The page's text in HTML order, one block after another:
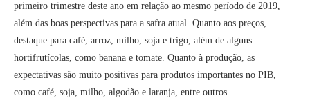
primeiro trimestre deste ano em relação ao mesmo período de 2019,
além das boas perspectivas para a safra atual. Quanto aos preços,
destaque para café, arroz, milho, soja e trigo, além de alguns
hortifrutícolas, como banana e tomate. Quanto à produção, as
expectativas são muito positivas para produtos importantes no PIB,
como café, soja, milho, algodão e laranja, entre outros.